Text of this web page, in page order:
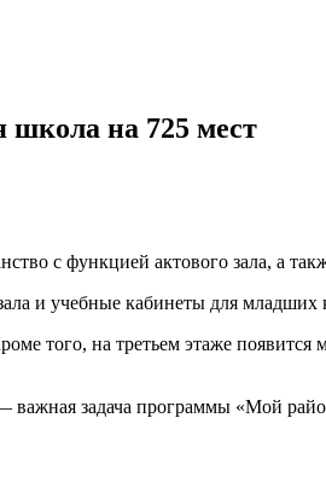
школа на 725 мест
с функцией актового зала, а
и учебные кабинеты для младших
того, на третьем этаже
важная задача программы «Мой